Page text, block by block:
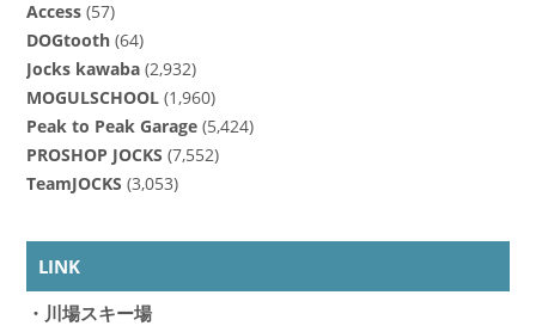
Access(57)
DOGtooth(64)
Jocks kawaba(2,932)
MOGULSCHOOL(1,960)
Peak to Peak Garage(5,424)
PROSHOP JOCKS (7,552)
TeamJOCKS (3,053)
LINK
・川場スキー場